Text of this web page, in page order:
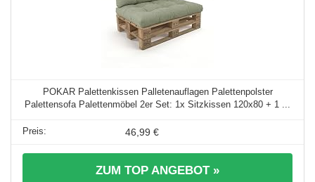
POKAR Palettenkissen Palletenauflagen Palettenpolster
Palettensofa Palettenmöbel 2er Set: 1x Sitzkissen 120x80 + 1 ...
46,99 €
ZUM TOP ANGEBOT »